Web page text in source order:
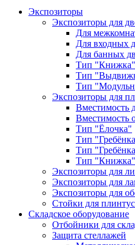
Экспозиторы
Экспозиторы для
Для
Для входных
Для банных
Тип "Книжка"
Тип
Тип
Экспозиторы для
Вместимость
Вместимость
Тип "Ёлочка"
Тип
Тип
Тип "Книжка"
Экспозиторы для
Экспозиторы для
Экспозиторы для
Стойки для
Складское оборудование
Отбойники для
Защита стеллажей